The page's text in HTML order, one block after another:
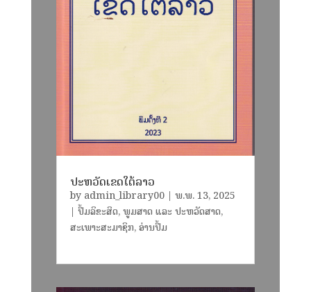
ປະຫວັດເຂດໃຕ້ລາວ
by admin_library00| ພ.ພ. 13, 2025
| ປຶ້ມລິຂະສິດ,ພູມສາດ ແລະ ປະຫວັດສາດ,
ສະເພາະສະມາຊິກ,ອ່ານປຶ້ມ